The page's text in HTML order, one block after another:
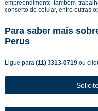
empreendimento também
conserto de celular, entre outras
Para saber mais
Perus
Ligue para (11) 3313-0719 ou